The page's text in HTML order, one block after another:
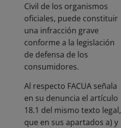
Civil de los organismos
oficiales, puede constituir
una infracción grave
conforme a la legislación
de defensa de los
consumidores.
Al respecto FACUA señala
en su denuncia el artículo
18.1 del mismo texto legal,
que en sus apartados a) y